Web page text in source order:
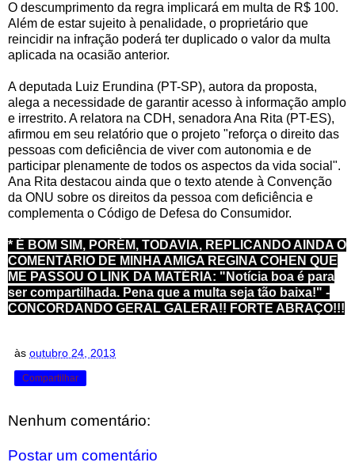
O descumprimento da regra implicará em multa de R$ 100.
Além de estar sujeito à penalidade, o proprietário que
reincidir na infração poderá ter duplicado o valor da multa
aplicada na ocasião anterior.
A deputada Luiz Erundina (PT-SP), autora da proposta,
alega a necessidade de garantir acesso à informação amplo
e irrestrito. A relatora na CDH, senadora Ana Rita (PT-ES),
afirmou em seu relatório que o projeto "reforça o direito das
pessoas com deficiência de viver com autonomia e de
participar plenamente de todos os aspectos da vida social".
Ana Rita destacou ainda que o texto atende à Convenção
da ONU sobre os direitos da pessoa com deficiência e
complementa o Código de Defesa do Consumidor.
* É BOM SIM, PORÉM, TODAVIA, REPLICANDO AINDA O
COMENTÁRIO DE MINHA AMIGA REGINA COHEN QUE
ME PASSOU O LINK DA MATÉRIA: "Notícia boa é para
ser compartilhada. Pena que a multa seja tão baixa!" -
CONCORDANDO GERAL GALERA!! FORTE ABRAÇO!!!
às outubro 24, 2013
Compartilhar
Nenhum comentário:
Postar um comentário